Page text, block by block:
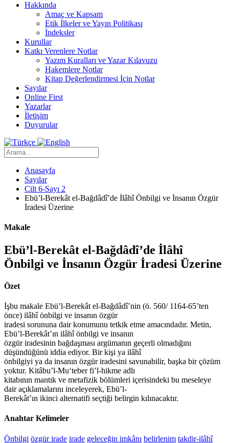
Hakkında
Amaç ve Kapsam
Etik İlkeler ve Yayın Politikası
İndeksler
Kurullar
Katkı Verenlere Notlar
Yazım Kuralları ve Yazar Kılavuzu
Hakemlere Notlar
Kitap Değerlendirmesi İçin Notlar
Sayılar
Online First
Yazarlar
İletişim
Duyurular
Anasayfa
Sayılar
Cilt 6-Sayı 2
Ebü’l-Berekât el-Bağdâdî’de İlâhî Önbilgi ve İnsanın Özgür
İradesi Üzerine
Makale
Ebü’l-Berekât el-Bağdâdî’de İlâhî
Önbilgi ve İnsanın Özgür İradesi Üzerine
Özet
İşbu makale Ebü’l-Berekât el-Bağdâdî’nin (ö. 560/ 1164-65’ten
önce) ilâhî önbilgi ve insanın özgür
iradesi sorununa dair konumunu tetkik etme amacındadır. Metin,
Ebü’l-Berekât’ın ilâhî önbilgi ve insanın
özgür iradesinin bağdaşması argümanın geçerli olmadığını
düşündüğünü iddia ediyor. Bir kişi ya ilâhî
önbilgiyi ya da insanın özgür iradesini savunabilir, başka bir çözüm
yoktur. Kitâbu’l-Mu‘teber fi’l-hikme adlı
kitabının mantık ve metafizik bölümleri içerisindeki bu meseleye
dair açıklamalarını inceleyerek, Ebü’l-
Berekât’ın ikinci alternatifi seçtiği belirgin kılınacaktır.
Anahtar Kelimeler
Önbilgi özgür irade irade geleceğin imkânı belirlenim takdir-ilâhî